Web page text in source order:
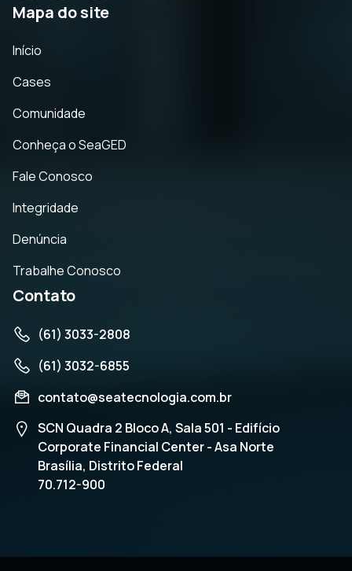
Mapa do site
Início
Cases
Comunidade
Conheça o SeaGED
Fale Conosco
Integridade
Denúncia
Trabalhe Conosco
Contato
(61) 3033-2808
(61) 3032-6855
contato@seatecnologia.com.br
SCN Quadra 2 Bloco A, Sala 501 - Edifício
Corporate Financial Center - Asa Norte
Brasília, Distrito Federal
70.712-900